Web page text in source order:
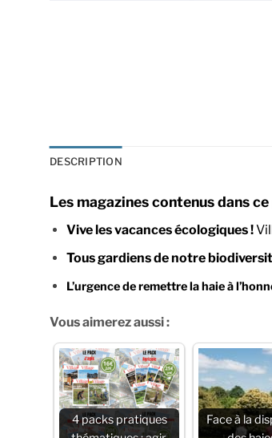
DESCRIPTION
Les magazines contenus dans
Vive les vacances écologiques !
Tous gardiens de notre
L’urgence de remettre la haie à
Vous aimerez aussi :
4 packs pratiques
Face à la